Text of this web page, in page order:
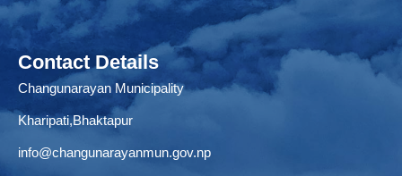
Contact Details
Changunarayan Municipality
Kharipati,Bhaktapur
info@changunarayanmun.gov.np